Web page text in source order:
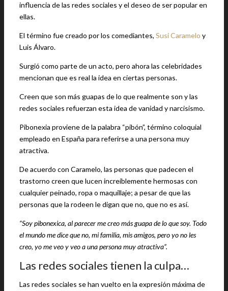
influencia de las redes sociales y el deseo de ser popular en
ellas.
El término fue creado por los comediantes, Susi Caramelo y
Luis Álvaro.
Surgió como parte de un acto, pero ahora las celebridades
mencionan que es real la idea en ciertas personas.
Creen que son más guapas de lo que realmente son y las
redes sociales refuerzan esta idea de vanidad y narcisismo.
Pibonexia proviene de la palabra “pibón”, término coloquial
empleado en España para referirse a una persona muy
atractiva.
De acuerdo con Caramelo, las personas que padecen el
trastorno creen que lucen increíblemente hermosas con
cualquier peinado, ropa o maquillaje; a pesar de que las
personas que la rodeen le digan que no, que no es así.
“Soy pibonexica, al parecer me creo más guapa de lo que soy. Todo
el mundo me dice que no, mi familia, mis amigos, pero yo no les
creo, yo me veo y veo a una persona muy atractiva”.
Las redes sociales tienen la culpa…
Las redes sociales se han vuelto en la expresión máxima de